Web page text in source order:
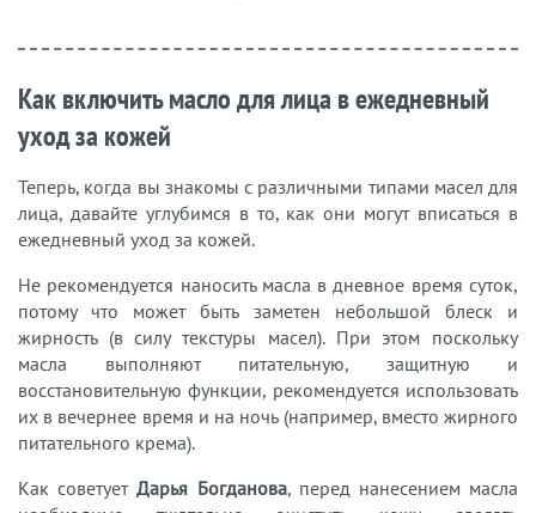
Как включить масло для лица в ежедневный
уход за кожей
Теперь, когда вы знакомы с различными типами масел для
лица, давайте углубимся в то, как они могут вписаться в
ежедневный уход за кожей.
Не рекомендуется наносить масла в дневное время суток,
потому что может быть заметен небольшой блеск и
жирность (в силу текстуры масел). При этом поскольку
масла выполняют питательную, защитную и
восстановительную функции, рекомендуется использовать
их в вечернее время и на ночь (например, вместо жирного
питательного крема).
Как советуетДарья Богданова, перед нанесением масла